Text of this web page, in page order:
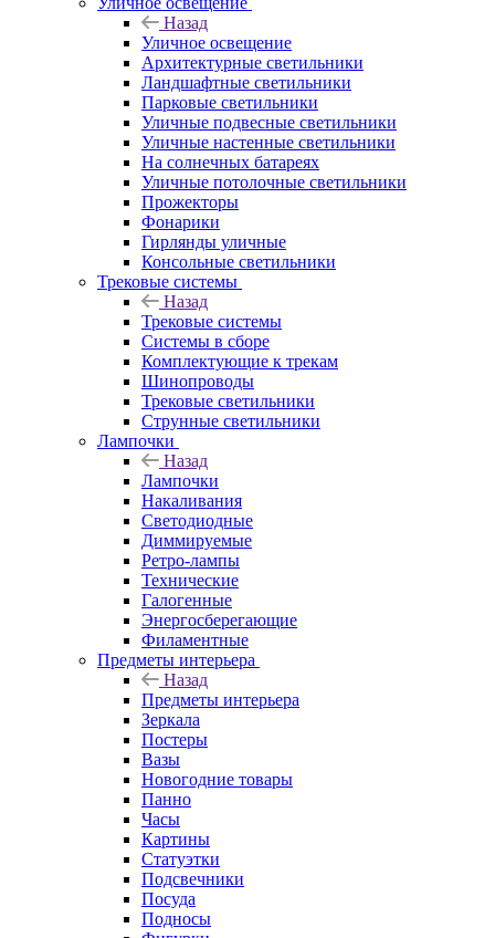
Назад
Уличное освещение
Архитектурные светильники
Ландшафтные светильники
Парковые светильники
Уличные подвесные светильники
Уличные настенные светильники
На солнечных батареях
Уличные потолочные светильники
Прожекторы
Фонарики
Гирлянды уличные
Консольные светильники
Трековые системы
Назад
Трековые системы
Системы в сборе
Комплектующие к трекам
Шинопроводы
Трековые светильники
Струнные светильники
Лампочки
Назад
Лампочки
Накаливания
Светодиодные
Диммируемые
Ретро-лампы
Технические
Галогенные
Энергосберегающие
Филаментные
Предметы интерьера
Назад
Предметы интерьера
Зеркала
Постеры
Вазы
Новогодние товары
Панно
Часы
Картины
Статуэтки
Подсвечники
Посуда
Подносы